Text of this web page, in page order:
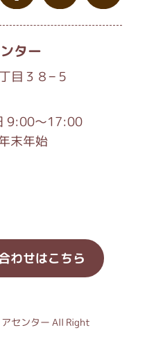
ター
目３８−５
9:00～17:00
末年始
わせはこちら
センター All Right